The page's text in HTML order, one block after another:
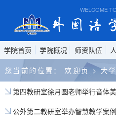
WELCOME
学院首页 学院概况 师资队伍
您当前的位置： 欢迎页 > 大